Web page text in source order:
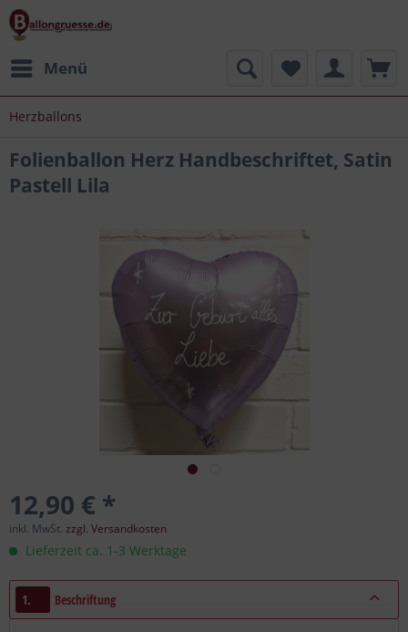
Menü
Herzballons
Folienballon Herz Handbeschriftet, Satin
Pastell Lila
12,90 € *
inkl. MwSt. zzgl. Versandkosten
Lieferzeit ca. 1-3 Werktage
1. Beschriftung